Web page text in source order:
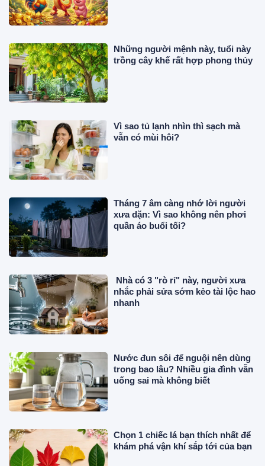
Những người mệnh này, tuổi này
trồng cây khế rất hợp phong thủy
Vì sao tủ lạnh nhìn thì sạch mà
vẫn có mùi hôi?
Tháng 7 âm càng nhớ lời người
xưa dặn: Vì sao không nên phơi
quần áo buổi tối?
Nhà có 3 "rò rỉ" này, người xưa
nhắc phải sửa sớm kẻo tài lộc hao
nhanh
Nước đun sôi để nguội nên dùng
trong bao lâu? Nhiều gia đình vẫn
uống sai mà không biết
Chọn 1 chiếc lá bạn thích nhất để
khám phá vận khí sắp tới của bạn